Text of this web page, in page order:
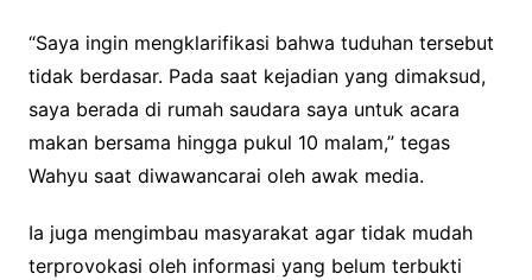
“Saya ingin mengklarifikasi bahwa tuduhan tersebut
tidak berdasar. Pada saat kejadian yang dimaksud,
saya berada di rumah saudara saya untuk acara
makan bersama hingga pukul 10 malam,” tegas
Wahyu saat diwawancarai oleh awak media.
Ia juga mengimbau masyarakat agar tidak mudah
terprovokasi oleh informasi yang belum terbukti